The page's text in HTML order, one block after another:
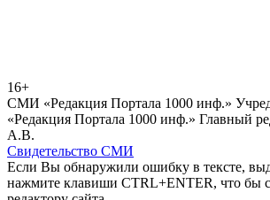
16+
СМИ «Редакция Портала 1000 инф.»
«Редакция Портала 1000 инф.» Главный
А.В.
Свидетельство СМИ
Если Вы обнаружили ошибку в тексте,
нажмите клавиши CTRL+ENTER, что бы